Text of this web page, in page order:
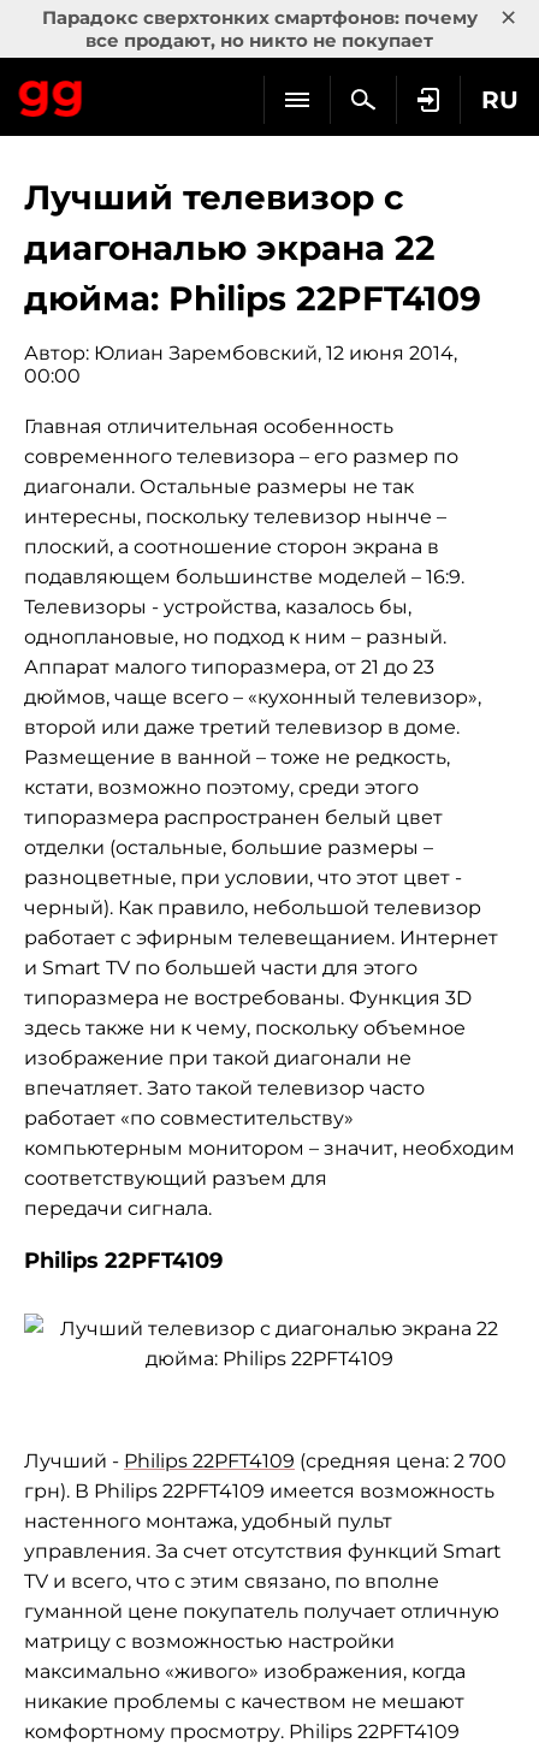
Парадокс сверхтонких смартфонов: почему
все продают, но никто не покупает
×
RU
Лучший телевизор с
диагональю экрана 22
дюйма: Philips 22PFT4109
Автор: Юлиан Зарембовский, 12 июня 2014,
00:00
Главная отличительная особенность
современного телевизора – его размер по
диагонали. Остальные размеры не так
интересны, поскольку телевизор нынче –
плоский, а соотношение сторон экрана в
подавляющем большинстве моделей – 16:9.
Телевизоры - устройства, казалось бы,
одноплановые, но подход к ним – разный.
Аппарат малого типоразмера, от 21 до 23
дюймов, чаще всего – «кухонный телевизор»,
второй или даже третий телевизор в доме.
Размещение в ванной – тоже не редкость,
кстати, возможно поэтому, среди этого
типоразмера распространен белый цвет
отделки (остальные, большие размеры –
разноцветные, при условии, что этот цвет -
черный). Как правило, небольшой телевизор
работает с эфирным телевещанием. Интернет
и Smart TV по большей части для этого
типоразмера не востребованы. Функция 3D
здесь также ни к чему, поскольку объемное
изображение при такой диагонали не
впечатляет. Зато такой телевизор часто
работает «по совместительству»
компьютерным монитором – значит, необходим
соответствующий разъем для
передачи сигнала.
Philips 22PFT4109
Лучший - Philips 22PFT4109 (средняя цена: 2 700
грн). В Philips 22PFT4109 имеется возможность
настенного монтажа, удобный пульт
управления. За счет отсутствия функций Smart
TV и всего, что с этим связано, по вполне
гуманной цене покупатель получает отличную
матрицу с возможностью настройки
максимально «живого» изображения, когда
никакие проблемы с качеством не мешают
комфортному просмотру. Philips 22PFT4109